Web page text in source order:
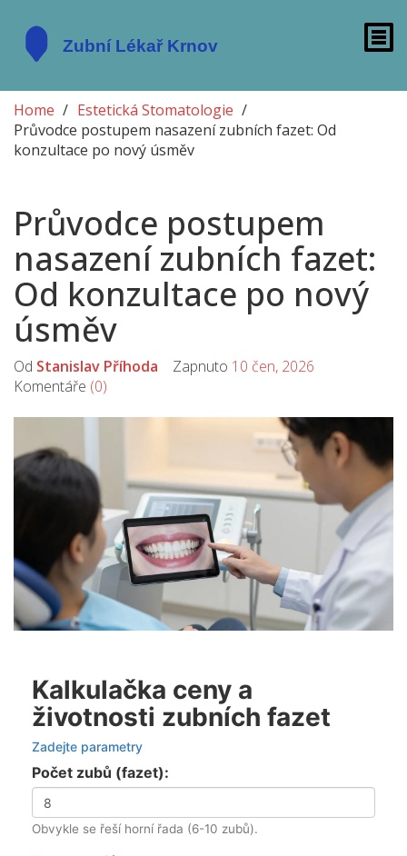
Home
Estetická Stomatologie
Průvodce postupem nasazení zubních fazet: Od
konzultace po nový úsměv
Průvodce postupem
nasazení zubních fazet:
Od konzultace po nový
úsměv
Od Stanislav Příhoda Zapnuto 10 čen, 2026
Komentáře (0)
Kalkulačka ceny a
životnosti zubních fazet
Zadejte parametry
Počet zubů (fazet):
Obvykle se řeší horní řada (6-10 zubů).